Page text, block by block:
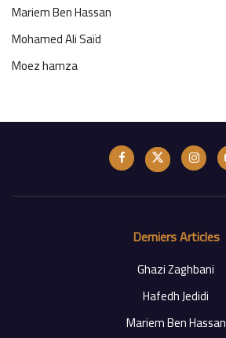
Mariem Ben Hassan
Mohamed Ali Saïd
Moez hamza
Derniers Articles
Ghazi Zaghbani
Hafedh Jedidi
Mariem Ben Hassan